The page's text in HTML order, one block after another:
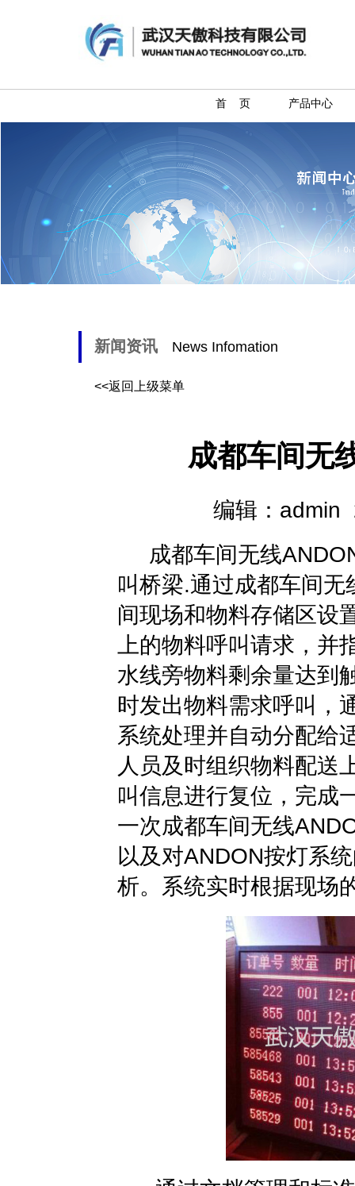
首 页 产品中心
新闻资讯 News Infomation
<<返回上级菜单
成都车间无
编辑：admin
成都车间无线
叫桥梁.通过成都车间
间现场和物料存储区设
上的物料呼叫请求，
水线旁物料剩余量达到
时发出物料需求呼叫，
系统处理并自动分配给
人员及时组织物料配送
叫信息进行复位，完成
一次成都车间无线
以及对ANDON按灯系
析。系统实时根据现场